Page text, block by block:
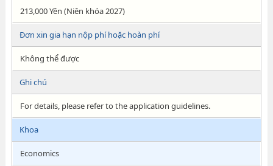
213,000 Yên (Niên khóa 2027)
Đơn xin gia hạn nộp phí hoặc hoàn phí
Không thể được
Ghi chú
For details, please refer to the application guidelines.
Khoa
Economics